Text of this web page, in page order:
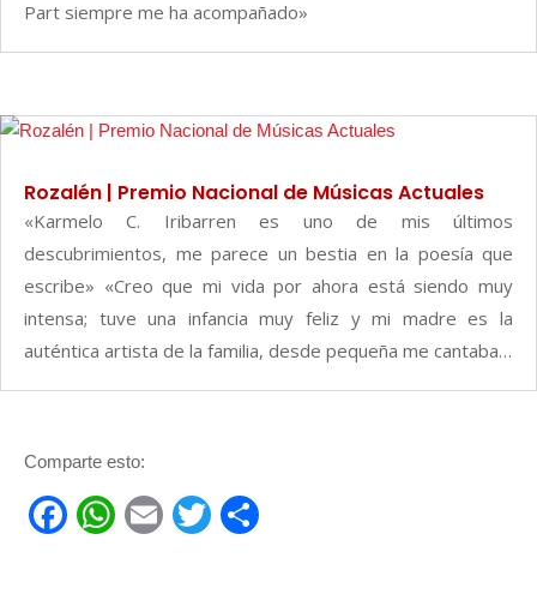
Part siempre me ha acompañado»
Rozalén | Premio Nacional de Músicas Actuales
«Karmelo C. Iribarren es uno de mis últimos
descubrimientos, me parece un bestia en la poesía que
escribe» «Creo que mi vida por ahora está siendo muy
intensa; tuve una infancia muy feliz y mi madre es la
auténtica artista de la familia, desde pequeña me cantaba…
Comparte esto:
F
W E
T